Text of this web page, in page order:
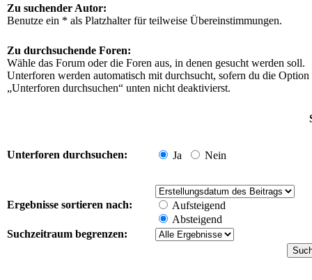
Zu suchender Autor:
Benutze ein * als Platzhalter für teilweise Übereinstimmungen.
Zu durchsuchende Foren:
Wähle das Forum oder die Foren aus, in denen gesucht werden soll.
Unterforen werden automatisch mit durchsucht, sofern du die Option
„Unterforen durchsuchen“ unten nicht deaktivierst.
Unterforen durchsuchen: Ja Nein
Ergebnisse sortieren nach:
Aufsteigend
Absteigend
Suchzeitraum begrenzen: